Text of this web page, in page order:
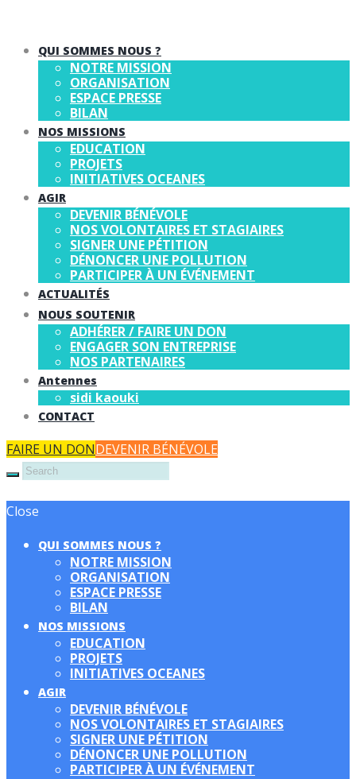
QUI SOMMES NOUS ?
NOTRE MISSION
ORGANISATION
ESPACE PRESSE
BILAN
NOS MISSIONS
EDUCATION
PROJETS
INITIATIVES OCEANES
AGIR
DEVENIR BÉNÉVOLE
NOS VOLONTAIRES ET STAGIAIRES
SIGNER UNE PÉTITION
DÉNONCER UNE POLLUTION
PARTICIPER À UN ÉVÉNEMENT
ACTUALITÉS
NOUS SOUTENIR
ADHÉRER / FAIRE UN DON
ENGAGER SON ENTREPRISE
NOS PARTENAIRES
Antennes
sidi kaouki
CONTACT
FAIRE UN DONDEVENIR BÉNÉVOLE
Close
QUI SOMMES NOUS ?
NOTRE MISSION
ORGANISATION
ESPACE PRESSE
BILAN
NOS MISSIONS
EDUCATION
PROJETS
INITIATIVES OCEANES
AGIR
DEVENIR BÉNÉVOLE
NOS VOLONTAIRES ET STAGIAIRES
SIGNER UNE PÉTITION
DÉNONCER UNE POLLUTION
PARTICIPER À UN ÉVÉNEMENT